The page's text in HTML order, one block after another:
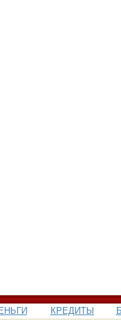
КРЕДИТЫ